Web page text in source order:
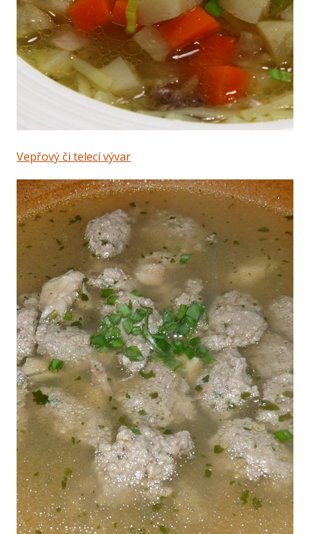
Vepřový či telecí vývar